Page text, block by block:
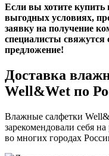
Если вы хотите
выгодных условиях,
заявку на получение
специалисты
предложение!
Доставка
Well&Wet по
Влажные салфетки
зарекомендовали себя
во многих городах